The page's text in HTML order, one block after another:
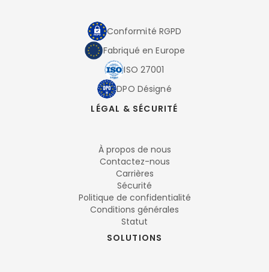
Conformité RGPD
Fabriqué en Europe
ISO 27001
DPO Désigné
LÉGAL & SÉCURITÉ
À propos de nous
Contactez-nous
Carrières
Sécurité
Politique de confidentialité
Conditions générales
Statut
SOLUTIONS